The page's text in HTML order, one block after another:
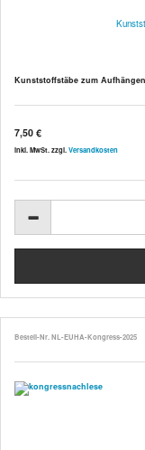
Kunststoffstäbe zum
7,50 €
inkl. MwSt. zzgl. Versandkosten
Bestell-Nr. NL-EUHA-Kongress-2025